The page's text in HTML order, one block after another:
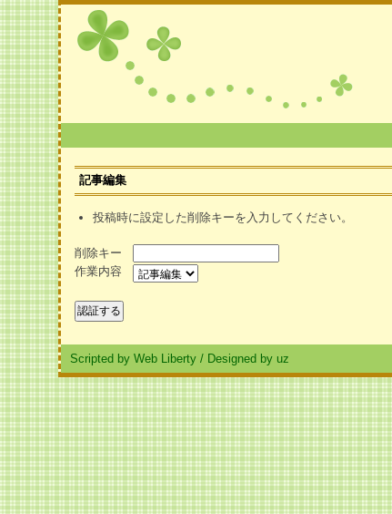
記事編集
投稿時に設定した削除キーを入力してください。
削除キー
作業内容
Scripted by Web Liberty / Designed by uz